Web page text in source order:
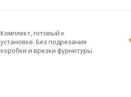
Комплект, готовый к
установке. Без подрезания
коробки и врезки фурнитуры